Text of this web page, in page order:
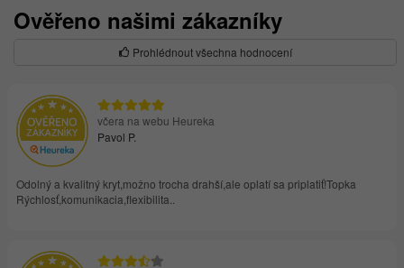
Ověřeno našimi zákazníky
Prohlédnout všechna hodnocení
včera na webu Heureka
Pavol P.
Odolný a kvalitný kryt,možno trocha drahší,ale oplatí sa priplatiť!Topka
Rýchlosť,komunikacia,flexibilita..